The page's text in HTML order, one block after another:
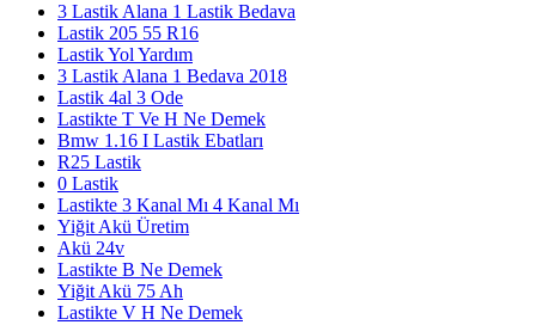
3 Lastik Alana 1 Lastik Bedava
Lastik 205 55 R16
Lastik Yol Yardım
3 Lastik Alana 1 Bedava 2018
Lastik 4al 3 Ode
Lastikte T Ve H Ne Demek
Bmw 1.16 I Lastik Ebatları
R25 Lastik
0 Lastik
Lastikte 3 Kanal Mı 4 Kanal Mı
Yiğit Akü Üretim
Akü 24v
Lastikte B Ne Demek
Yiğit Akü 75 Ah
Lastikte V H Ne Demek